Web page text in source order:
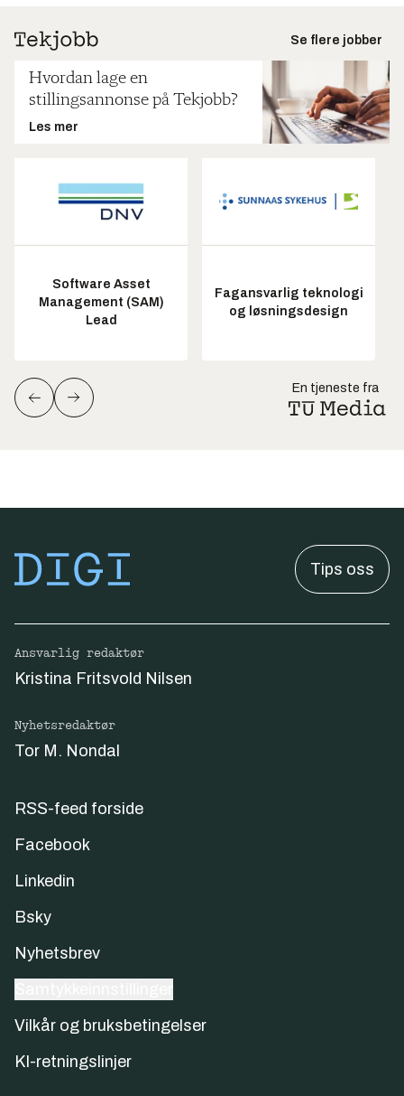
Se flere jobber
Hvordan lage en
stillingsannonse på Tekjobb?
Les mer
Software Asset
Management (SAM)
Lead
Fagansvarlig teknologi
og løsningsdesign
En tjeneste fra
Tips oss
Ansvarlig redaktør
Kristina Fritsvold Nilsen
Nyhetsredaktør
Tor M. Nondal
RSS-feed forside
Facebook
Linkedin
Bsky
Nyhetsbrev
Vilkår og bruksbetingelser
KI-retningslinjer